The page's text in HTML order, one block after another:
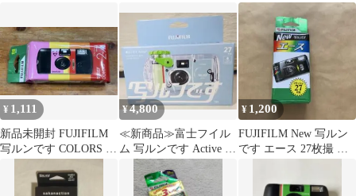
撮り/フラッシュ付
¥ 1,111
新品未開封 FUJIFILM
写ルンです COLORS 27
¥4,800
≪新商品≫富士フイル
ム 写ルンです Active 防
水【未開封】
¥ 1,200
FUJIFILM New 写ルン
です エース 27枚撮 本